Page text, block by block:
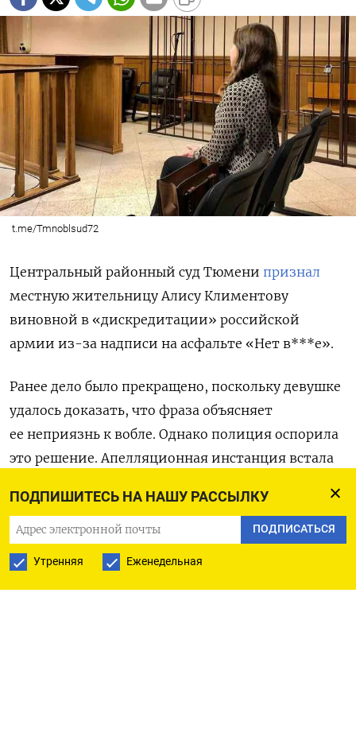
ПОДПИШИТЕСЬ НА НАШУ РАССЫЛКУ
ПОДПИСАТЬСЯ
Утренняя Еженедельная
t.me/Tmnoblsud72
Центральный районный суд Тюмени признал
местную жительницу Алису Климентову
виновной в «дискредитации» российской
армии из-за надписи на асфальте «Нет в***е».
Ранее дело было прекращено, поскольку девушке
удалось доказать, что фраза объясняет
ее неприязнь к вобле. Однако полиция оспорила
это решение. Апелляционная инстанция встала
тысяч рублей.
«Суд установил, что 24 сентября 2022 года
девушка, находясь на площади Единства